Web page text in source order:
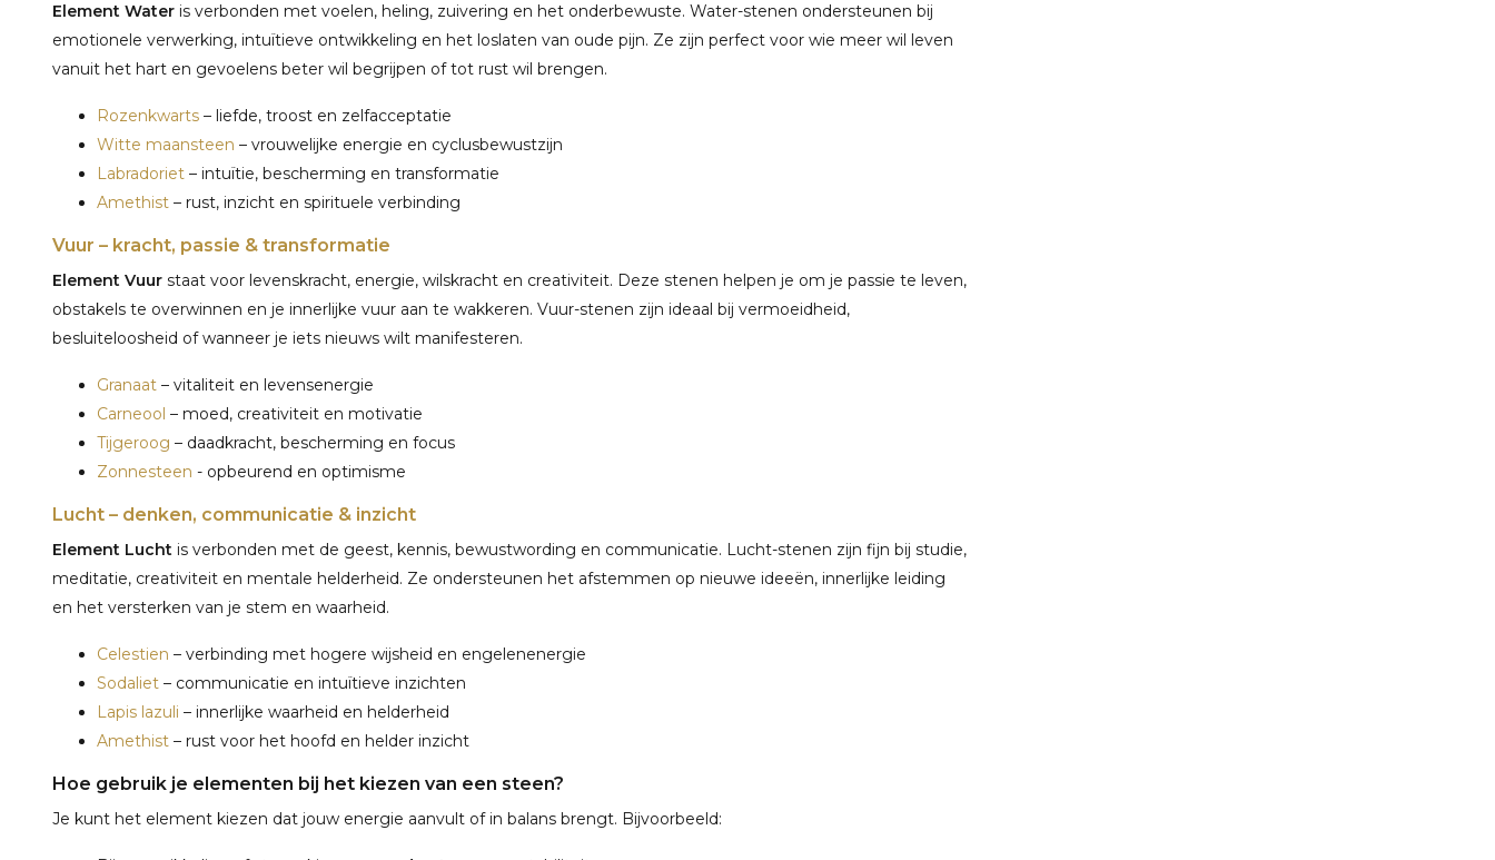
Element Water is verbonden met voelen, heling, zuivering en het onderbewuste. Water-stenen ondersteunen bij
emotionele verwerking, intuïtieve ontwikkeling en het loslaten van oude pijn. Ze zijn perfect voor wie meer wil leven
vanuit het hart en gevoelens beter wil begrijpen of tot rust wil brengen.
Rozenkwarts – liefde, troost en zelfacceptatie
Witte maansteen – vrouwelijke energie en cyclusbewustzijn
Labradoriet – intuïtie, bescherming en transformatie
Amethist – rust, inzicht en spirituele verbinding
Vuur – kracht, passie & transformatie
Element Vuur staat voor levenskracht, energie, wilskracht en creativiteit. Deze stenen helpen je om je passie te leven,
obstakels te overwinnen en je innerlijke vuur aan te wakkeren. Vuur-stenen zijn ideaal bij vermoeidheid,
besluiteloosheid of wanneer je iets nieuws wilt manifesteren.
Granaat – vitaliteit en levensenergie
Carneool – moed, creativiteit en motivatie
Tijgeroog – daadkracht, bescherming en focus
Zonnesteen - opbeurend en optimisme
Lucht – denken, communicatie & inzicht
Element Lucht is verbonden met de geest, kennis, bewustwording en communicatie. Lucht-stenen zijn fijn bij studie,
meditatie, creativiteit en mentale helderheid. Ze ondersteunen het afstemmen op nieuwe ideeën, innerlijke leiding
en het versterken van je stem en waarheid.
Celestien – verbinding met hogere wijsheid en engelenenergie
Sodaliet – communicatie en intuïtieve inzichten
Lapis lazuli – innerlijke waarheid en helderheid
Amethist – rust voor het hoofd en helder inzicht
Hoe gebruik je elementen bij het kiezen van een steen?
Je kunt het element kiezen dat jouw energie aanvult of in balans brengt. Bijvoorbeeld: